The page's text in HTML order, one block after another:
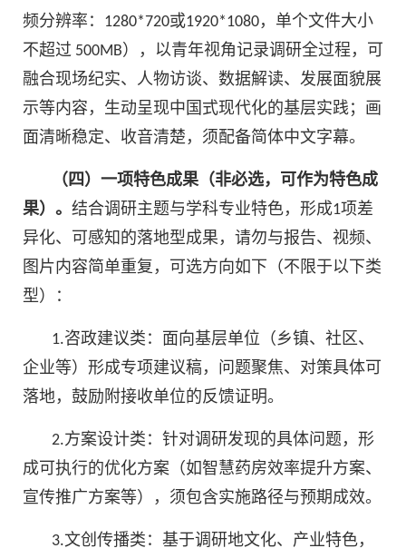
频分辨率：1280*720或1920*1080，单个文件大小
不超过 500MB），以青年视角记录调研全过程，可
融合现场纪实、人物访谈、数据解读、发展面貌展
示等内容，生动呈现中国式现代化的基层实践；画
面清晰稳定、收音清楚，须配备简体中文字幕。
（四）一项特色成果（非必选，可作为特色成
果）。 结合调研主题与学科专业特色，形成1项差
异化、可感知的落地型成果，请勿与报告、视频、
图片内容简单重复，可选方向如下（不限于以下类
型）：
1.咨政建议类：面向基层单位（乡镇、社区、
企业等）形成专项建议稿，问题聚焦、对策具体可
落地，鼓励附接收单位的反馈证明。
2.方案设计类：针对调研发现的具体问题，形
成可执行的优化方案（如智慧药房效率提升方案、
宣传推广方案等），须包含实施路径与预期成效。
3.文创传播类：基于调研地文化、产业特色，